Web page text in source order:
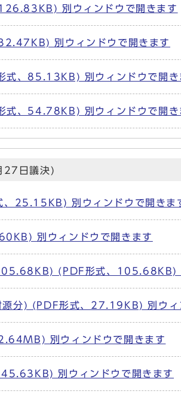
別ウィンドウで開きます
別ウィンドウで開きます
式、85.13KB) 別ウィンドウで開き
式、54.78KB) 別ウィンドウで開き
27日議決)
、25.15KB) 別ウィンドウで開きま
別ウィンドウで開きます
(PDF形式、105.68KB)
源分) (PDF形式、27.19KB) 別ウィ
別ウィンドウで開きます
別ウィンドウで開きます